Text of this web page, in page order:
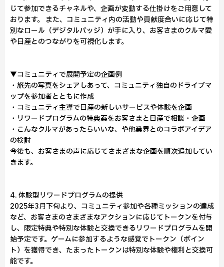
じて参加できるチャネルや、企画が変動する仕掛けをご用意して
おります。 また、コミュニティ内の活動や貢献度合いに応じて特
別なロール（デジタルバッジ）が手に入り、お客さまのクルマ愛
や日産とのつながりを可視化します。
▼コミュニティで展開予定の企画例
・旅先の写真をシェアしあって、コミュニティ独自のドライブマ
ップを参加者とともに作成
・コミュニティ主導で日産の新しいサービスや体験を企画
・リワードプログラムの特典案をお客さまと日産で相談・企画
・こんなクルマがあったらいいな、や他業界とのコラボアイデア
の検討
今後も、お客さまの声に応じてさまざまな企画を順次追加してい
きます。
4. 体験型リワードプログラムの提供
2025年3月下旬より、コミュニティ参加や各種ミッションの達成
など、お客さまのさまざまなアクションに応じてトークンを付与
し、限定特典や特別な体験と交換できるリワードプログラムを開
始予定です。ゲームに参加するような感覚でトークン（ポイン
ト）を獲得でき、たまったトークンは特別な体験や権利と交換可
能です。